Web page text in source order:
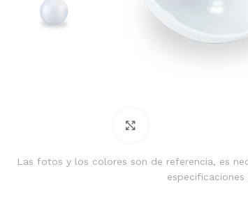
Las fotos y los colores son de referencia, es